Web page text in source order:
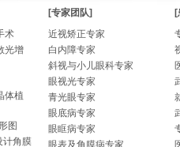
术
光增
体植
图
计角膜
[专家团队]
近视矫正专家
白内障专家
斜视与小儿眼科专家
眼视光专家
青光眼专家
眼底病专家
眼眶病专家
眼表及角膜病专家